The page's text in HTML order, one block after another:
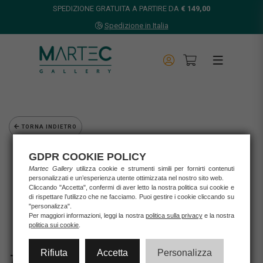
SPEDIZIONE GRATUITA A PARTIRE DA € 149,00
Spedizione in Italia
TORNA INDIETRO
Grafica d'autore
Mark Kostabi
MARK KOSTABY - "THE WAY WE ARE"
GDPR COOKIE POLICY
Martec Gallery utilizza cookie e strumenti simili per fornirti contenuti
personalizzati e un’esperienza utente ottimizzata nel nostro sito web.
Cliccando "Accetta", confermi di aver letto la nostra politica sui cookie e
di rispettare l’utilizzo che ne facciamo. Puoi gestire i cookie cliccando su
"personalizza".
Per maggiori informazioni, leggi la nostra politica sulla privacye la nostra
politica sui cookie
Rifiuta Accetta Personalizza